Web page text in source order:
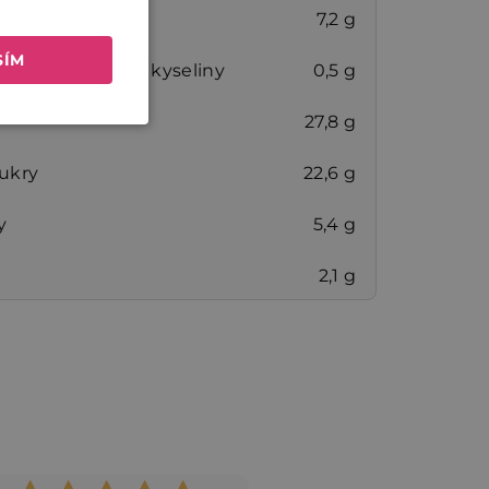
7,2 g
mastné kyseliny 0,5 g
27,8 g
22,6 g
5,4 g
2,1 g